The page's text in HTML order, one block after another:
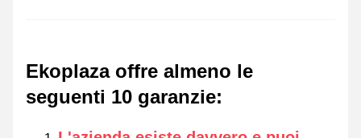
Ekoplaza offre almeno le
seguenti 10 garanzie: